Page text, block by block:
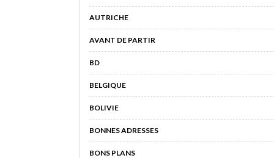
AUTRICHE
AVANT DE PARTIR
BD
BELGIQUE
BOLIVIE
BONNES ADRESSES
BONS PLANS